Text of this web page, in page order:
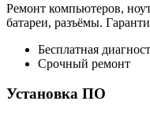
Ремонт компьютеров,
батареи, разъёмы.
Бесплатная
Срочный ремонт
Установка ПО